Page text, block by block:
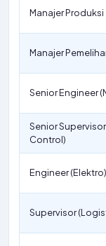
Manajer Produksi
Manajer
Senior Engineer
Senior
Control)
Engineer (Elektro)
Supervisor